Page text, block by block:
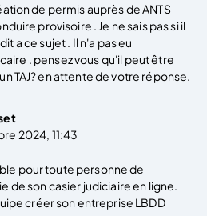
de permis auprès de ANTS
provisoire . Je ne sais pas si il
a ce sujet . Il n'a pas eu
. pensez vous qu'il peut être
TAJ? en attente de votre réponse.
2024, 11:43
pour toute personne de
de son casier judiciaire en ligne.
créer son entreprise LBDD